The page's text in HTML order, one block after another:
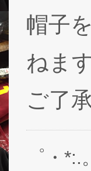
帽子
ねます
ご了
゜・